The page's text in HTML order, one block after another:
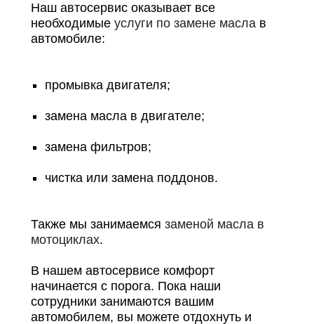
Наш автосервис оказывает все
необходимые услуги по замене масла в
автомобиле:
промывка двигателя;
замена масла в двигателе;
замена фильтров;
чистка или замена поддонов.
Также мы занимаемся заменой масла в
мотоциклах.
В нашем автосервисе комфорт
начинается с порога. Пока наши
сотрудники занимаются вашим
автомобилем, вы можете отдохнуть и
История обслуживания
Номер телефона